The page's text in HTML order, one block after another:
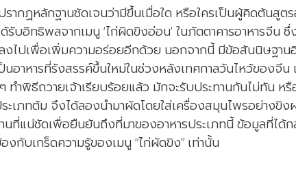
รากฏหลักฐานชัดเจนว่ามีขึ้นเมื่อใด หรือใครเป็นผู้คิดต้นสูต
รับอิทธิพลจากเมนู ‘ไก่ผิดขิงอ่อน’ ในภัตตาคารอาหารจีน ซึ่
งไปเพื่อเพิ่มความอร่อยอีกด้วย นอกจากนี้ มีข้อสันนิษฐาน
อาหารที่รังสรรค์ขึ้นใหม่ในช่วงหลังเทศกาลวันไหว้ของจีน
ทำพิธีถวายเจ้าเรียบร้อยแล้ว มักจะรับประทานกันไม่ทัน ห
ระเภทต้ม จึงได้ลองนำมาผัดโดยใส่เครื่องสมุนไพรอย่างขิ
ที่แน่ชัดเพื่อยืนยันถึงที่มาของอาหารประเภทนี้ ข้อมูลที่ได้ก
กับเกร็ดความรู้ของเมนู “ไก่ผัดขิง” เท่านั้น